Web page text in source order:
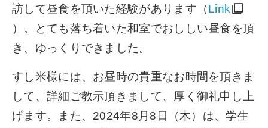
訪して昼食を頂いた経験があります（Link
）。とても落ち着いた和室でおししい昼食を頂
き、ゆっくりできました。
すし米様には、お昼時の貴重なお時間を頂きま
して、詳細ご教示頂きまして、厚く御礼申し上
げます。また、2024年8月8日（木）は、学生